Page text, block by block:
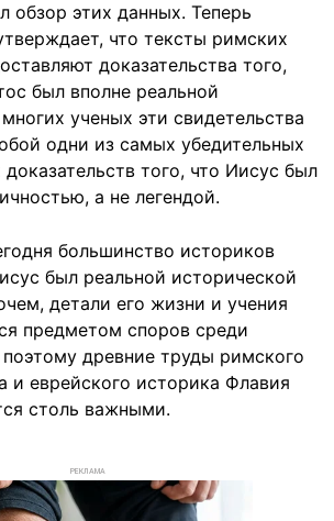
обзор этих данных. Теперь
что тексты римских
доказательства того,
был вполне реальной
ученых эти свидетельства
одни из самых убедительных
доказательств того, что Иисус был
а не легендой.
большинство историков
был реальной исторической
детали его жизни и учения
предметом споров среди
древние труды римского
и еврейского историка Флавия
столь важными.
РЕКЛАМА